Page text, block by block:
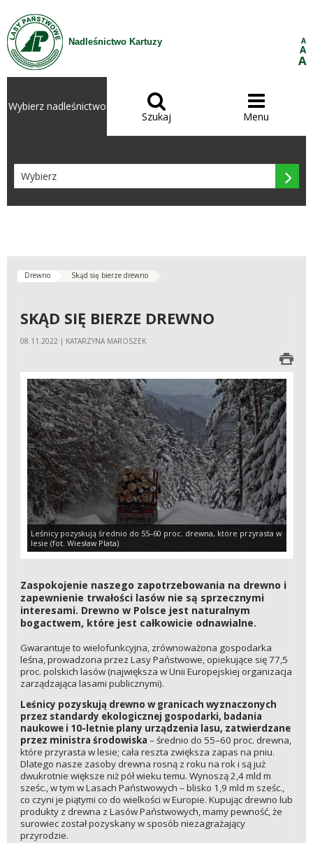
Przejdź do treści
Nadleśnictwo Kartuzy A
A
A
Wybierz nadleśnictwo 
Szukaj

Menu

Drewno Skąd się bierze drewno
SKĄD SIĘ BIERZE DREWNO
08.11.2022 | KATARZYNA MAROSZEK
Leśnicy pozyskują średnio do 55–60 proc. drewna, które przyrasta w
lesie (fot. Wiesław Plata)
Zaspokojenie naszego zapotrzebowania na drewno i
zapewnienie trwałości lasów nie są sprzecznymi
interesami. Drewno w Polsce jest naturalnym
bogactwem, które jest całkowicie odnawialne.
Gwarantuje to wielofunkcyjna, zrównoważona gospodarka
leśna, prowadzona przez Lasy Państwowe, opiekujące się 77,5
proc. polskich lasów (największa w Unii Europejskiej organizacja
zarządzająca lasami publicznymi).
Leśnicy pozyskują drewno w granicach wyznaczonych
przez standardy ekologicznej gospodarki, badania
naukowe i 10-letnie plany urządzenia lasu, zatwierdzane
przez ministra środowiska – średnio do 55–60 proc. drewna,
które przyrasta w lesie; cała reszta zwiększa zapas na pniu.
Dlatego nasze zasoby drewna rosną z roku na rok i są już
dwukrotnie większe niż pół wieku temu. Wynoszą 2,4 mld m
sześc., w tym w Lasach Państwowych – blisko 1,9 mld m sześc.,
co czyni je piątymi co do wielkości w Europie. Kupując drewno lub
produkty z drewna z Lasów Państwowych, mamy pewność, że
surowiec został pozyskany w sposób niezagrażający
przyrodzie.